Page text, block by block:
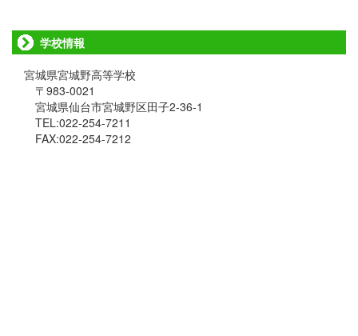
学校情報
宮城県宮城野高等学校
〒983-0021
宮城県仙台市宮城野区田子2-36-1
TEL:022-254-7211
FAX:022-254-7212